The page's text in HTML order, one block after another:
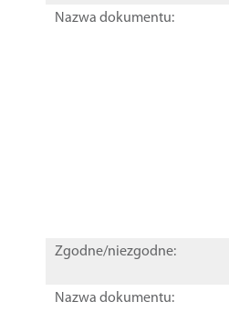
Nazwa dokumentu:
Zgodne/niezgodne:
Nazwa dokumentu: